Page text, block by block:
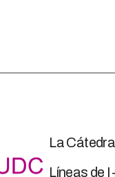
La Cátedra
Líneas de